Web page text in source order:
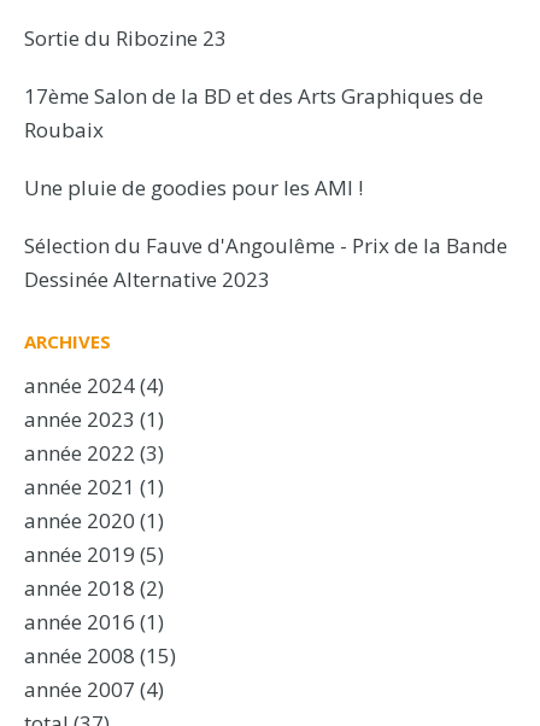
Sortie du Ribozine 23
17ème Salon de la BD et des Arts Graphiques de
Roubaix
Une pluie de goodies pour les AMI !
Sélection du Fauve d'Angoulême - Prix de la Bande
Dessinée Alternative 2023
ARCHIVES
année 2024(4)
année 2023 (1)
année 2022 (3)
année 2021 (1)
année 2020 (1)
année 2019 (5)
année 2018 (2)
année 2016 (1)
année 2008 (15)
année 2007 (4)